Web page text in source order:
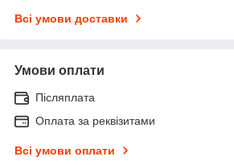
Всі умови доставки
Умови оплати
Післяплата
Оплата за реквізитами
Всі умови оплати